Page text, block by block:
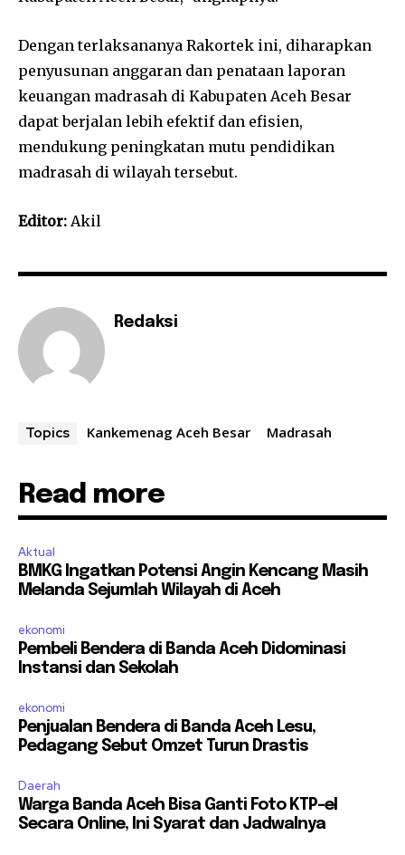
Dengan terlaksananya Rakortek ini, diharapkan
penyusunan anggaran dan penataan laporan
keuangan madrasah di Kabupaten Aceh Besar
dapat berjalan lebih efektif dan efisien,
mendukung peningkatan mutu pendidikan
madrasah di wilayah tersebut.
Editor: Akil
Redaksi
Topics Kankemenag Aceh Besar Madrasah
Read more
Aktual
BMKG Ingatkan Potensi Angin Kencang Masih
Melanda Sejumlah Wilayah di Aceh
ekonomi
Pembeli Bendera di Banda Aceh Didominasi
Instansi dan Sekolah
ekonomi
Penjualan Bendera di Banda Aceh Lesu,
Pedagang Sebut Omzet Turun Drastis
Daerah
Warga Banda Aceh Bisa Ganti Foto KTP-el
Secara Online, Ini Syarat dan Jadwalnya